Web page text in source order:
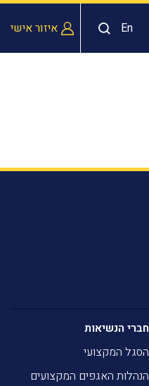
En איזור אישי
חברי הנשיאות
הסגל המקצועי
הנהלות האגפים המקצועים